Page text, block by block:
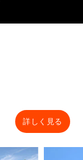
詳しく見る